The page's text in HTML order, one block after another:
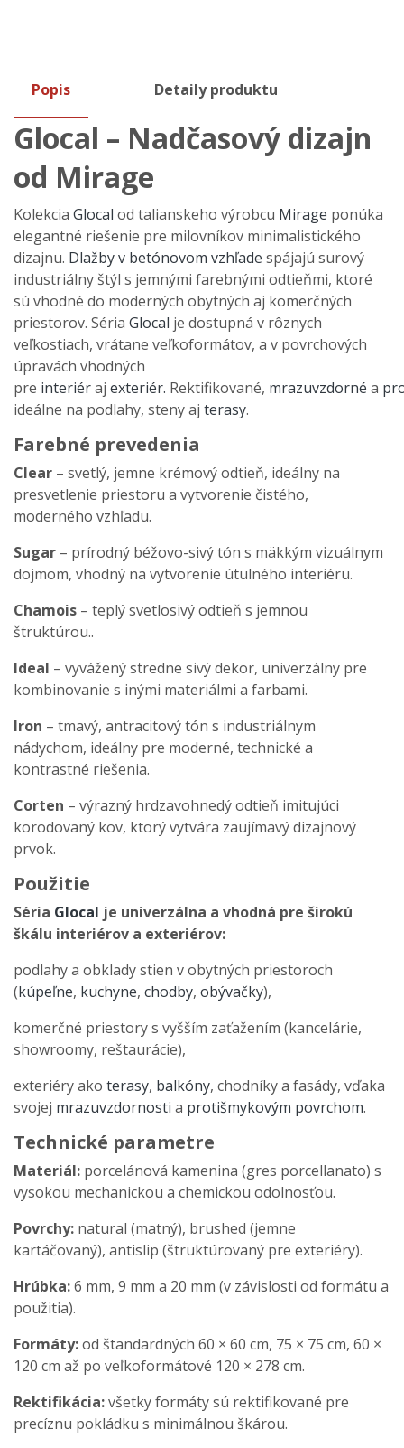
Popis Detaily produktu
Glocal – Nadčasový dizajn
od Mirage
Kolekcia Glocal od talianskeho výrobcu Mirage ponúka
elegantné riešenie pre milovníkov minimalistického
dizajnu. Dlažby v betónovom vzhľade spájajú surový
industriálny štýl s jemnými farebnými odtieňmi, ktoré
sú vhodné do moderných obytných aj komerčných
priestorov. Séria Glocal je dostupná v rôznych
veľkostiach, vrátane veľkoformátov, a v povrchových
úpravách vhodných
pre interiéraj exteriér. Rektifikované, mrazuvzdorné a
ideálne na podlahy, steny aj terasy.
Farebné prevedenia
Clear – svetlý, jemne krémový odtieň, ideálny na
presvetlenie priestoru a vytvorenie čistého,
moderného vzhľadu.
Sugar – prírodný béžovo-sivý tón s mäkkým vizuálnym
dojmom, vhodný na vytvorenie útulného interiéru.
Chamois – teplý svetlosivý odtieň s jemnou
štruktúrou..
Ideal – vyvážený stredne sivý dekor, univerzálny pre
kombinovanie s inými materiálmi a farbami.
Iron – tmavý, antracitový tón s industriálnym
nádychom, ideálny pre moderné, technické a
kontrastné riešenia.
Corten – výrazný hrdzavohnedý odtieň imitujúci
korodovaný kov, ktorý vytvára zaujímavý dizajnový
prvok.
Použitie
Séria Glocal je univerzálna a vhodná pre širokú
škálu interiérov a exteriérov:
podlahy a obklady stien v obytných priestoroch
(kúpeľne, kuchyne, chodby, obývačky),
komerčné priestory s vyšším zaťažením (kancelárie,
showroomy, reštaurácie),
exteriéry ako terasy, balkóny, chodníky a fasády, vďaka
svojej mrazuvzdornosti a protišmykovým povrchom.
Technické parametre
Materiál: porcelánová kamenina (gres porcellanato) s
vysokou mechanickou a chemickou odolnosťou.
Povrchy: natural (matný), brushed (jemne
kartáčovaný), antislip (štruktúrovaný pre exteriéry).
Hrúbka:6 mm, 9 mm a 20 mm (v závislosti od formátu a
použitia).
Formáty:od štandardných 60 × 60 cm, 75 × 75 cm, 60 ×
120 cm až po veľkoformátové 120 × 278 cm.
Rektifikácia:všetky formáty sú rektifikované pre
precíznu pokládku s minimálnou škárou.